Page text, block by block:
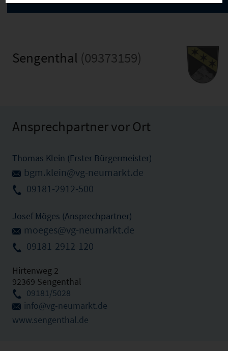
Sengenthal (09373159)
Ansprechpartner vor Ort
Thomas Klein (Erster Bürgermeister)
bgm.klein@vg-neumarkt.de
09181-2912-500
Josef Möges (Ansprechpartner)
moeges@vg-neumarkt.de
09181-2912-120
Hirtenweg 2
92369 Sengenthal
09181/5028
info@vg-neumarkt.de
www.sengenthal.de